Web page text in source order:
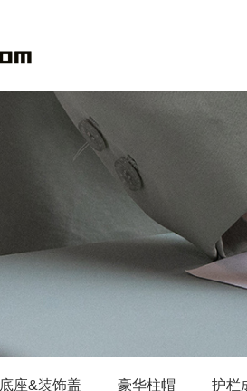
底座&装饰盖 豪华柱帽 护栏